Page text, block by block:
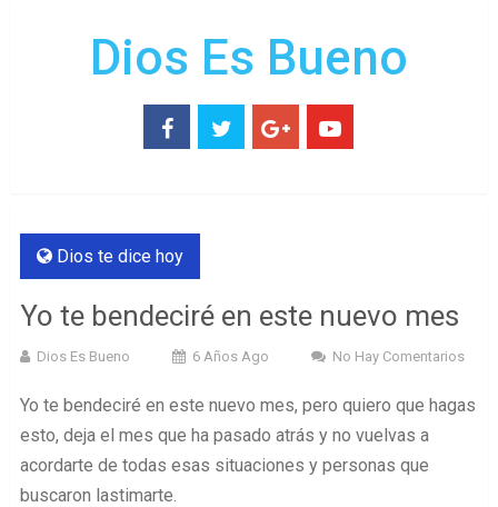
Dios Es Bueno
Dios te dice hoy
Yo te bendeciré en este nuevo mes
Dios Es Bueno 6 Años Ago No Hay Comentarios
Yo te bendeciré en este nuevo mes, pero quiero que hagas
esto, deja el mes que ha pasado atrás y no vuelvas a
acordarte de todas esas situaciones y personas que
buscaron lastimarte.